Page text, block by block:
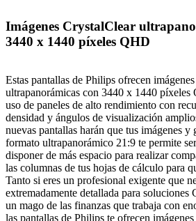
Imágenes CrystalClear
3440 x 1440 píxeles QHD
Estas pantallas de Philips ofrecen
ultrapanorámicas con 3440 x 1440
uso de paneles de alto rendimiento con
densidad y ángulos de visualización
nuevas pantallas harán que tus imágenes
formato ultrapanorámico 21:9 te permite
disponer de más espacio para realizar
las columnas de tus hojas de cálculo para
Tanto si eres un profesional exigente que
extremadamente detallada para
un mago de las finanzas que trabaja con
las pantallas de Philips te ofrecen